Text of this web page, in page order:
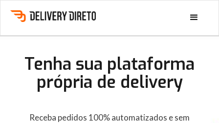
Tenha sua plataforma
própria de delivery
Receba pedidos 100% automatizados e sem